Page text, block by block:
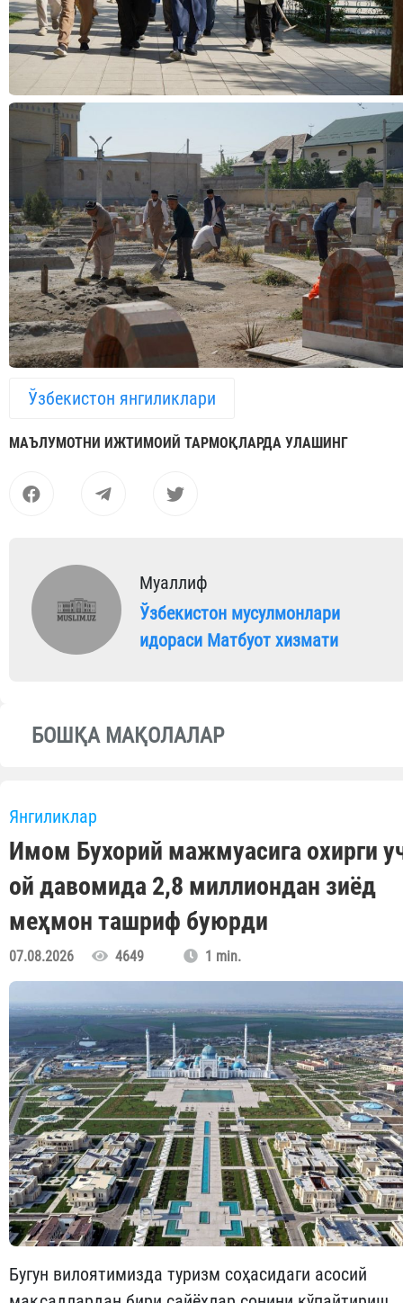
Ўзбекистон янгиликлари
МАЪЛУМОТНИ ИЖТИМОИЙ ТАРМОҚЛАРДА УЛАШИНГ
Муаллиф
Ўзбекистон мусулмонлари
идораси Матбуот хизмати
БОШҚА МАҚОЛАЛАР
Янгиликлар
Имом Бухорий мажмуасига охирги
ой давомида 2,8 миллиондан зиёд
меҳмон ташриф буюрди
07.08.2026 4649 1 min.
Бугун вилоятимизда туризм соҳасидаги асосий